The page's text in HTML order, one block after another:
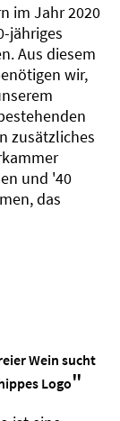
im Jahr 2020
jähriges
Aus diesem
wir,
zusätzliches
und '40
das
Wein sucht
Logo"